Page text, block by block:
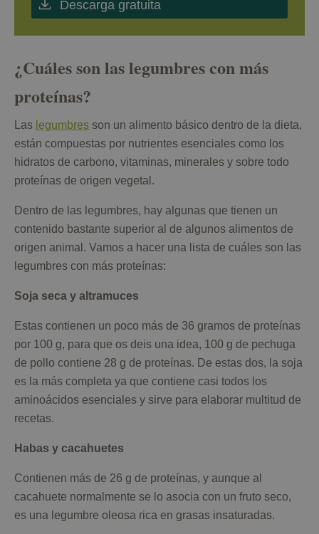
Descarga gratuita
¿Cuáles son las legumbres con más
proteínas?
Las legumbres son un alimento básico dentro de la dieta,
están compuestas por nutrientes esenciales como los
hidratos de carbono, vitaminas, minerales y sobre todo
proteínas de origen vegetal.
Dentro de las legumbres, hay algunas que tienen un
contenido bastante superior al de algunos alimentos de
origen animal. Vamos a hacer una lista de cuáles son las
legumbres con más proteínas:
Soja seca y altramuces
Estas contienen un poco más de 36 gramos de proteínas
por 100 g, para que os deis una idea, 100 g de pechuga
de pollo contiene 28 g de proteínas. De estas dos, la soja
es la más completa ya que contiene casi todos los
aminoácidos esenciales y sirve para elaborar multitud de
recetas.
Habas y cacahuetes
Contienen más de 26 g de proteínas, y aunque al
cacahuete normalmente se lo asocia con un fruto seco,
es una legumbre oleosa rica en grasas insaturadas.